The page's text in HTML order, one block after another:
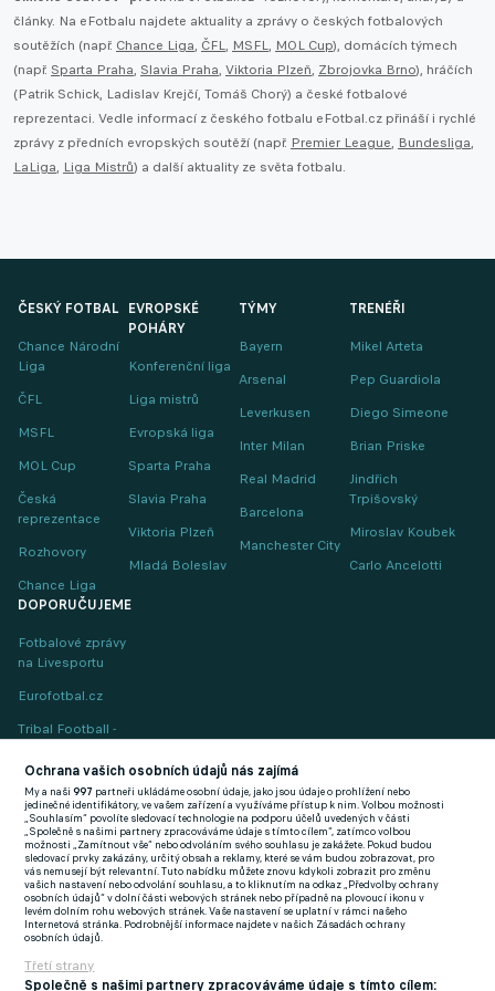
články. Na eFotbalu najdete aktuality a zprávy o českých fotbalových
soutěžích (např. Chance Liga, ČFL, MSFL, MOL Cup), domácích týmech
(např. Sparta Praha, Slavia Praha, Viktoria Plzeň, Zbrojovka Brno), hráčích
(Patrik Schick, Ladislav Krejčí, Tomáš Chorý) a české fotbalové
reprezentaci. Vedle informací z českého fotbalu eFotbal.cz přináší i rychlé
zprávy z předních evropských soutěží (např. Premier League, Bundesliga,
LaLiga, Liga Mistrů) a další aktuality ze světa fotbalu.
ČESKÝ FOTBAL
Chance Národní
Liga
ČFL
MSFL
MOL Cup
Česká
reprezentace
Rozhovory
Chance Liga
EVROPSKÉ
POHÁRY
Konferenční liga
Liga mistrů
Evropská liga
Sparta Praha
Slavia Praha
Viktoria Plzeň
Mladá Boleslav
TÝMY
Bayern
Arsenal
Leverkusen
Inter Milan
Real Madrid
Barcelona
Manchester City
TRENÉŘI
Mikel Arteta
Pep Guardiola
Diego Simeone
Brian Priske
Jindřich
Trpišovský
Miroslav Koubek
Carlo Ancelotti
DOPORUČUJEME
Fotbalové zprávy
na Livesportu
Eurofotbal.cz
Tribal Football -
(EN)
FlashFutbal (SK)
Tenisportal.cz
Tenisové zprávy
na Livesportu
Ochrana vašich osobních údajů nás zajímá
My a naši997 partneři ukládáme osobní údaje, jako jsou údaje o prohlížení nebo
jedinečné identifikátory, ve vašem zařízení a využíváme přístup k nim. Volbou možnosti
„Souhlasím“ povolíte sledovací technologie na podporu účelů uvedených v části
„Společně s našimi partnery zpracováváme údaje s tímto cílem“, zatímco volbou
možnosti „Zamítnout vše“ nebo odvoláním svého souhlasu je zakážete. Pokud budou
sledovací prvky zakázány, určitý obsah a reklamy, které se vám budou zobrazovat, pro
vás nemusejí být relevantní. Tuto nabídku můžete znovu kdykoli zobrazit pro změnu
vašich nastavení nebo odvolání souhlasu, a to kliknutím na odkaz „Předvolby ochrany
osobních údajů“ v dolní části webových stránek nebo případně na plovoucí ikonu v
levém dolním rohu webových stránek. Vaše nastavení se uplatní v rámci našeho
Internetová stránka. Podrobnější informace najdete v našich Zásadách ochrany
osobních údajů.
Třetí strany
Společně s našimi partnery zpracováváme údaje s tímto cílem: